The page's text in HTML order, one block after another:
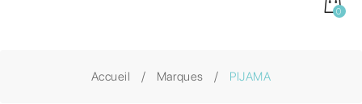
0
Accueil Marques PIJAMA